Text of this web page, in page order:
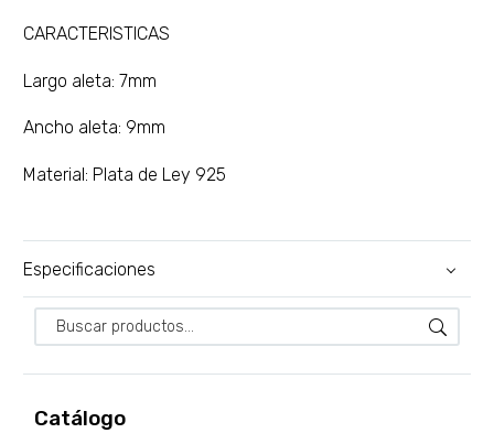
Catálogo
CARACTERISTICAS
Largo aleta: 7mm
Ancho aleta: 9mm
Material: Plata de Ley 925
Especificaciones